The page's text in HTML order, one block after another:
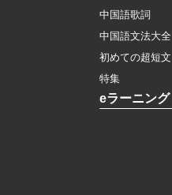
中国語歌詞
中国語文法大全
初めての超短文
特集
eラーニング